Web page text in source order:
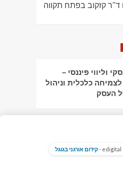
ד"ר קזקוב בפתח תקווה
וליווי פיננסי –
כלכלית וניהול
העסק
edigital - קידום אורגני בגוגל